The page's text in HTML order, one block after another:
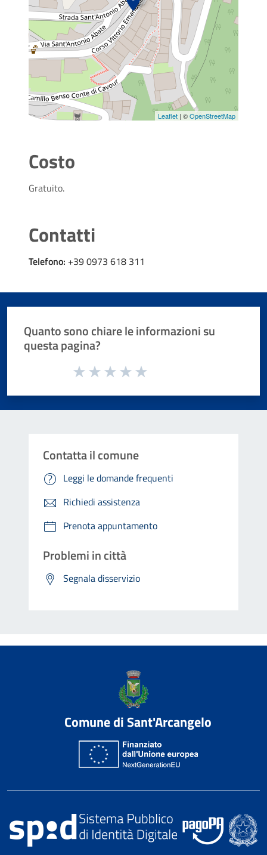
Leaflet | ©OpenStreetMap
Costo
Gratuito.
Contatti
Telefono: +39 0973 618 311
Quanto sono chiare le informazioni su
questa pagina?
Valuta da 1 a 5 stelle la pagina
Contatta il comune
Leggi le domande frequenti
Richiedi assistenza
Prenota appuntamento
Problemi in città
Segnala disservizio
Comune di Sant'Arcangelo